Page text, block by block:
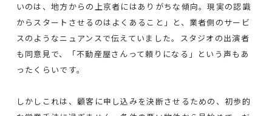
いのは、地方からの上京者にはありがちな傾向。現実の認識
からスタートさせるのはよくあること」と、業者側のサービ
スのようなニュアンスで伝えていました。スタジオの出演者
も同意見で、「不動産屋さんって頼りになる」という声もあ
ったくらいです。
しかしこれは、顧客に申し込みを決断させるための、初歩的